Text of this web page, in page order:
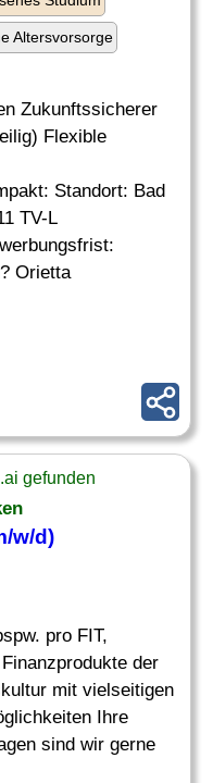
Altersvorsorge
Zukunftssicherer
Flexible
Standort: Bad
TV-L
Orietta
gefunden
w/d)
pro FIT,
der
mit vielseitigen
Ihre
sind wir gerne